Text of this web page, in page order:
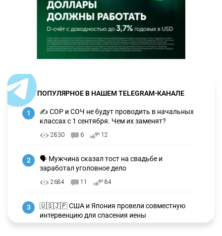
ПОПУЛЯРНОЕ В НАШЕМ TELEGRAM-КАНАЛЕ
1
✍️ СОР и СОЧ не будут проводить в начальных
классах с 1 сентября. Чем их заменят?
2830 6 12
2
🗣 Мужчина сказал тост на свадьбе и
заработал уголовное дело
2684 11 84
3
🇺🇸🇯🇵 США и Япония провели совместную
интервенцию для спасения иены